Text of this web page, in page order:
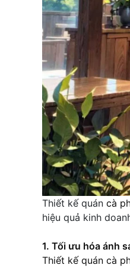
Thiết kế quán cà
hiệu quả kinh
1. Tối ưu hóa ánh
Thiết kế quán cà